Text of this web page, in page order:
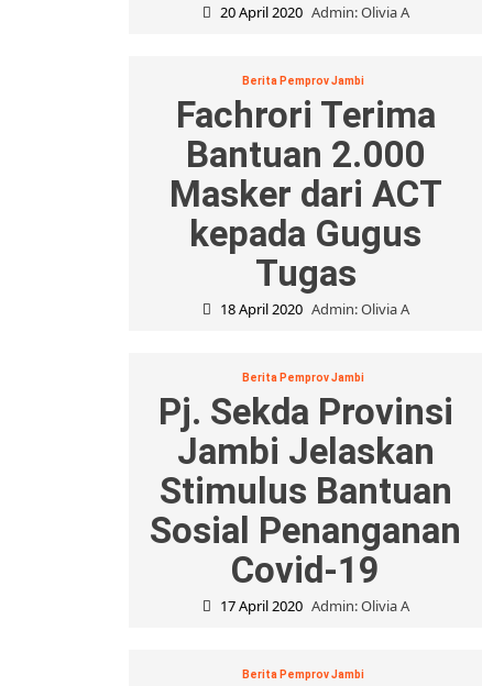
20 April 2020 Admin: Olivia A
Berita Pemprov Jambi
Fachrori Terima
Bantuan 2.000
Masker dari ACT
kepada Gugus
Tugas
18 April 2020 Admin: Olivia A
Berita Pemprov Jambi
Pj. Sekda Provinsi
Jambi Jelaskan
Stimulus Bantuan
Sosial Penanganan
Covid-19
17 April 2020 Admin: Olivia A
Berita Pemprov Jambi